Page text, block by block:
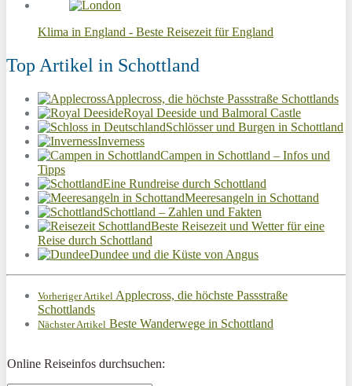
Klima in England - Beste Reisezeit für England
Top Artikel in Schottland
Applecross, die höchste Passstraße Schottlands
Royal Deeside und Balmoral Castle
Schlösser und Burgen in Schottland
Inverness
Campen in Schottland – Infos und
Tipps
Eine Rundreise durch Schottland
Meeresangeln in Schottand
Schottland – Zahlen und Fakten
Beste Reisezeit und Wetter für eine
Reise durch Schottland
Dundee und die Küste von Angus
Vorheriger Artikel Applecross, die höchste Passstraße
Schottlands
Nächster Artikel Beste Wanderwege in Schottland
Online Reiseinfos durchsuchen: